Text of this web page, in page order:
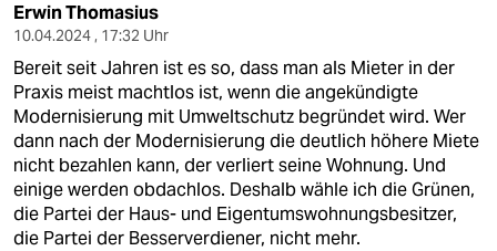
Erwin Thomasius
10.04.2024 , 17:32 Uhr
Bereit seit Jahren ist es so, dass man als Mieter in der
Praxis meist machtlos ist, wenn die angekündigte
Modernisierung mit Umweltschutz begründet wird. Wer
dann nach der Modernisierung die deutlich höhere Miete
nicht bezahlen kann, der verliert seine Wohnung. Und
einige werden obdachlos. Deshalb wähle ich die Grünen,
die Partei der Haus- und Eigentumswohnungsbesitzer,
die Partei der Besserverdiener, nicht mehr.